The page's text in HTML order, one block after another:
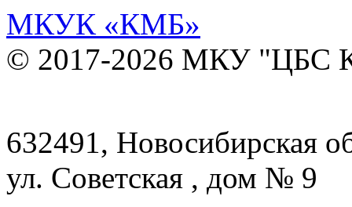
МКУК «КМБ»
© 2017-2026 МКУ "ЦБС
632491, Новосибирская
ул. Советская , дом № 9